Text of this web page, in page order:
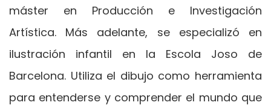
máster en Producción e Investigación
Artística. Más adelante, se especializó en
ilustración infantil en la Escola Joso de
Barcelona. Utiliza el dibujo como herramienta
para entenderse y comprender el mundo que